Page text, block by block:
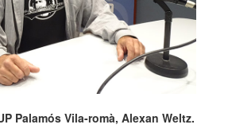
Palamós Vila-romà, Alexan Weltz.